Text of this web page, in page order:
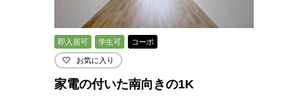
即入居可 学生可 コーポ
お気に入り
家電の付いた南向きの1K